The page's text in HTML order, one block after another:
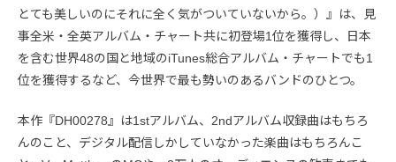
とても美しいのにそれに全く気がついていないから。）』は、見
事全米・全英アルバム・チャート共に初登場1位を獲得し、日本
を含む世界48の国と地域のiTunes総合アルバム・チャートでも1
位を獲得するなど、今世界で最も勢いのあるバンドのひとつ。
本作『DH00278』は1stアルバム、2ndアルバム収録曲はもちろ
んのこと、デジタル配信しかしていなかった楽曲はもちろんこ